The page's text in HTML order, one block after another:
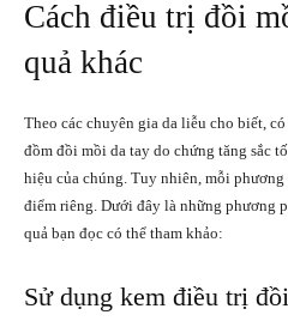
Cách điều trị đồi
quả khác
Theo các chuyên gia da liễu cho biết,
đồm đồi mồi da tay do chứng tăng sắc
hiệu của chúng. Tuy nhiên, mỗi
điểm riêng. Dưới đây là những phương
quả bạn đọc có thể tham khảo:
Sử dụng kem điều trị